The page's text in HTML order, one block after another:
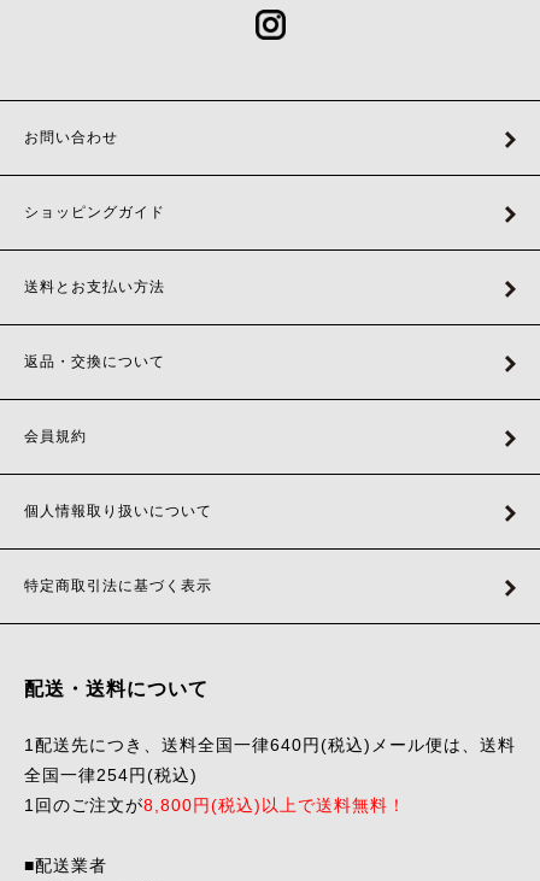
お問い合わせ
ショッピングガイド
送料とお支払い方法
返品・交換について
会員規約
個人情報取り扱いについて
特定商取引法に基づく表示
配送・送料について
1配送先につき、送料全国一律640円(税込)メール便は、送料
全国一律254円(税込)
1回のご注文が8,800円(税込)以上で送料無料！
■配送業者